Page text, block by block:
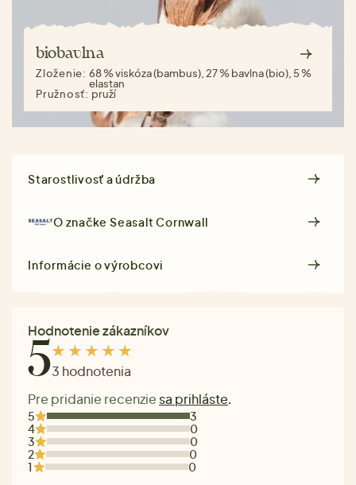
biobavlna
Zloženie: 68 % viskóza (bambus), 27 % bavlna (bio), 5 %
elastan
Pružnosť: pruží
Starostlivosť a údržba
O značkeSeasalt Cornwall
Informácie o výrobcovi
Hodnotenie zákazníkov
53 hodnotenia
Pre pridanie recenzie sa prihláste.
5
3
4
0
3
0
2
0
1
0